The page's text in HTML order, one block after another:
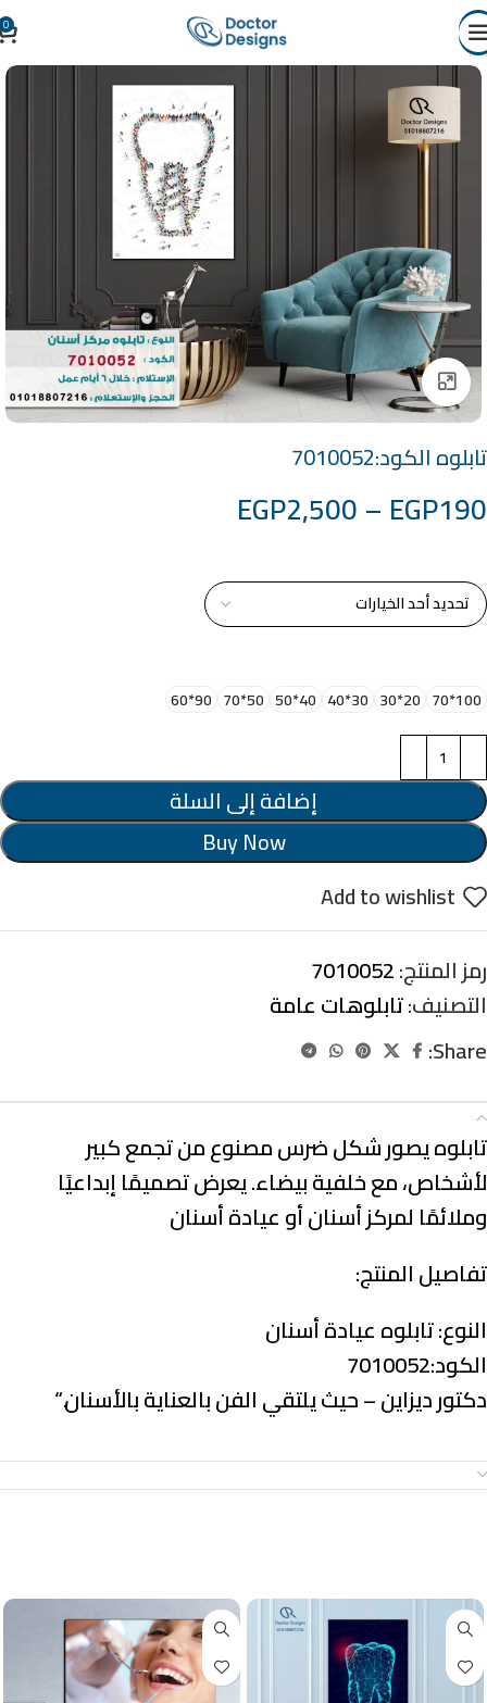
0
Click to enlarge
تابلوه الكود:7010052
EGP190
–
EGP2,500
100*70
20*30
30*40
40*50
50*70
90*60
إضافة إلى السلة
Buy Now
Add to wishlist
رمز المنتج:7010052
التصنيف:تابلوهات عامة
Share:
تابلوه يصور شكل ضرس مصنوع من تجمع كبير
لأشخاص، مع خلفية بيضاء. يعرض تصميمًا إبداعيًا
وملائمًا لمركز أسنان أو عيادة أسنان
تفاصيل المنتج:
النوع:تابلوه عيادة أسنان
الكود:7010052
دكتور ديزاين – حيث يلتقي الفن بالعناية بالأسنان.“